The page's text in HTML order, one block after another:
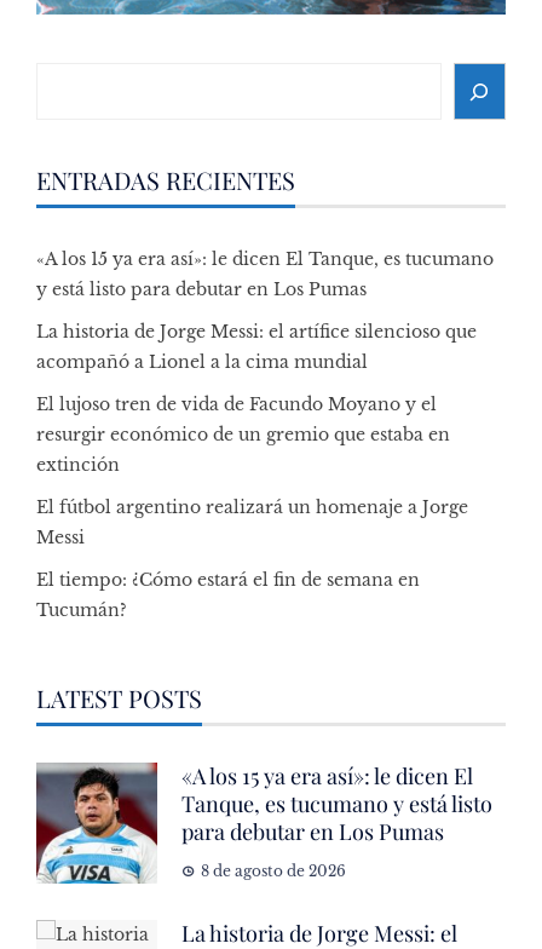
ENTRADAS RECIENTES
«A los 15 ya era así»: le dicen El Tanque, es tucumano
y está listo para debutar en Los Pumas
La historia de Jorge Messi: el artífice silencioso que
acompañó a Lionel a la cima mundial
El lujoso tren de vida de Facundo Moyano y el
resurgir económico de un gremio que estaba en
extinción
El fútbol argentino realizará un homenaje a Jorge
Messi
El tiempo: ¿Cómo estará el fin de semana en
Tucumán?
LATEST POSTS
«A los 15 ya era así»: le dicen El
Tanque, es tucumano y está listo
para debutar en Los Pumas
8 de agosto de 2026
La historia de Jorge Messi: el